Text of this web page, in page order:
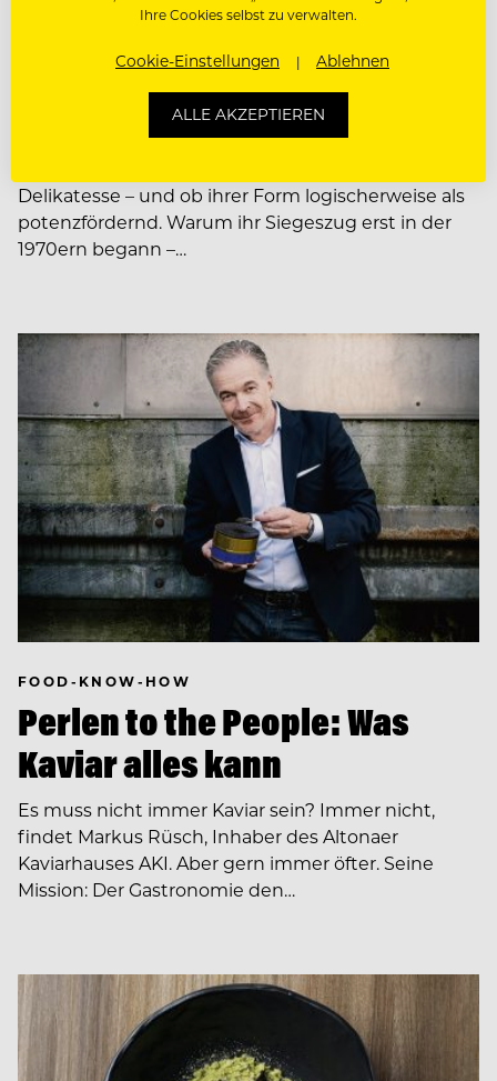
europäische
Spitzengastronomie?
Delikatesse – und ob ihrer Form logischerweise als
potenzfördernd. Warum ihr Siegeszug erst in der
1970ern begann –…
FOOD-KNOW-HOW
Perlen to the People: Was
Kaviar alles kann
Es muss nicht immer Kaviar sein? Immer nicht,
findet Markus Rüsch, Inhaber des Altonaer
Kaviarhauses AKI. Aber gern immer öfter. Seine
Mission: Der Gastronomie den…
Ihre Cookies selbst zu verwalten.
Cookie-Einstellungen Ablehnen
ALLE AKZEPTIEREN